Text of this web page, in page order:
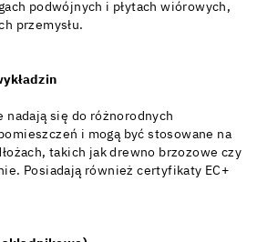
podwójnych i płytach wiórowych,
przemysłu.
nadają się do różnorodnych
i mogą być stosowane na
takich jak drewno brzozowe czy
Posiadają również certyfikaty EC+